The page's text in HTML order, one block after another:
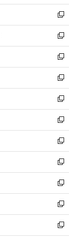
ウ
で
開
く
ン
ド
ウ
で
開
く
新
し
い
ウ
ィ
ン
ド
ウ
で
開
く
新
し
い
ウ
ィ
ン
ド
ウ
で
開
く
新
し
い
ウ
ィ
ン
ド
ウ
で
開
く
新
し
い
ウ
ィ
ン
ド
ウ
で
開
く
新
し
い
ウ
ィ
ン
ド
ウ
で
開
く
新
し
い
ウ
ィ
ン
ド
ウ
で
開
く
新
し
い
ウ
ィ
ン
ド
ウ
で
開
新
し
い
ウ
ィ
ン
ド
ウ
新
し
い
ウ
ィ
ン
新
し
い
ウ
新
し